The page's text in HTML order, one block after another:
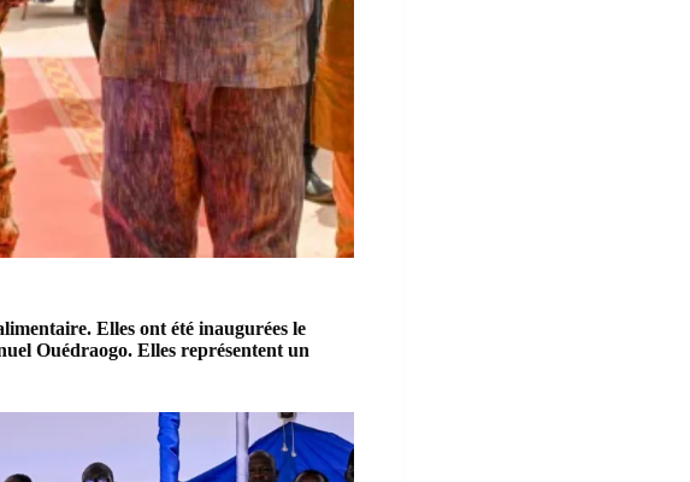
Elles ont été inaugurées le
Ouédraogo. Elles représentent un